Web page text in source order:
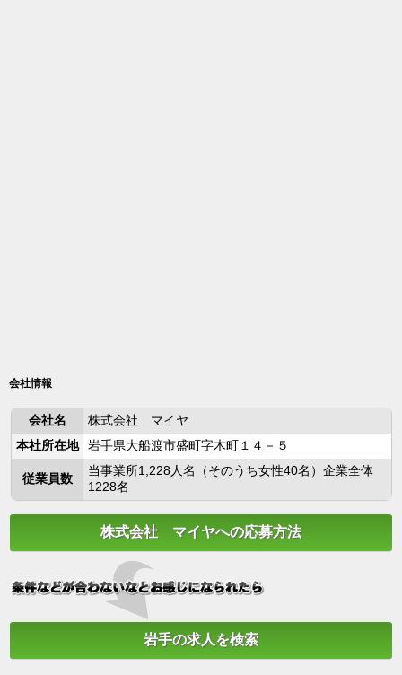
会社情報
会社名
株式会社 マイヤ
本社所在地
岩手県大船渡市盛町字木町１４－５
従業員数
当事業所1,228人名（そのうち女性40名）企業全体
1228名
株式会社 マイヤへの応募方法
岩手の求人を検索